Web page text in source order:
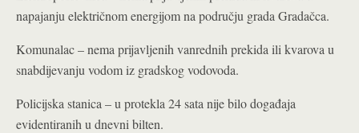
napajanju električnom energijom na području grada Gradačca.
Komunalac – nema prijavljenih vanrednih prekida ili kvarova u
snabdijevanju vodom iz gradskog vodovoda.
Policijska stanica – u protekla 24 sata nije bilo događaja
evidentiranih u dnevni bilten.